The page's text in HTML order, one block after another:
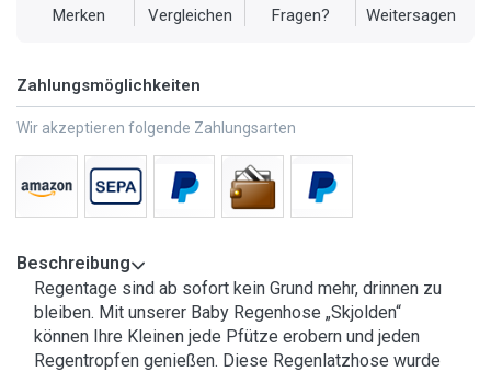
Merken Vergleichen Fragen? Weitersagen
Zahlungsmöglichkeiten
Wir akzeptieren folgende Zahlungsarten
Beschreibung
Regentage sind ab sofort kein Grund mehr, drinnen zu
bleiben. Mit unserer Baby Regenhose „Skjolden“
können Ihre Kleinen jede Pfütze erobern und jeden
Regentropfen genießen. Diese Regenlatzhose wurde